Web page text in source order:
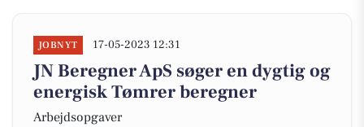
JOBNYT 17-05-2023 12:31
JN Beregner ApS søger en dygtig og
energisk Tømrer beregner
Arbejdsopgaver